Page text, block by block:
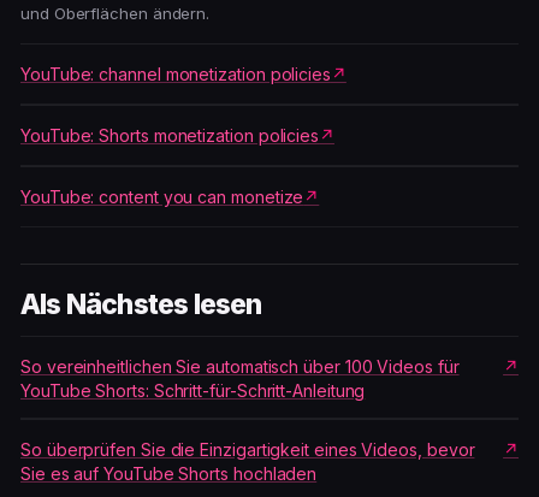
und Oberflächen ändern.
YouTube: channel monetization policies
YouTube: Shorts monetization policies
YouTube: content you can monetize
Als Nächstes lesen
So vereinheitlichen Sie automatisch über 100 Videos für
YouTube Shorts: Schritt-für-Schritt-Anleitung
So überprüfen Sie die Einzigartigkeit eines Videos, bevor
Sie es auf YouTube Shorts hochladen